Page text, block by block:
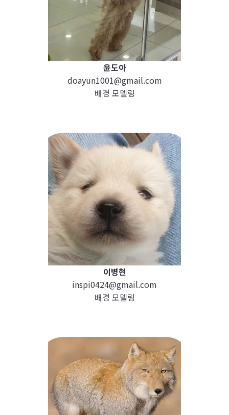
윤도아
doayun1001@gmail.com
배경 모델링
이병현
inspi0424@gmail.com
배경 모델링